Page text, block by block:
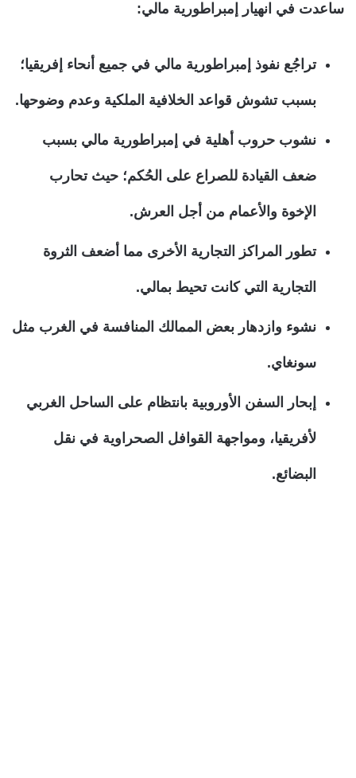
ساعدت في انهيار إمبراطورية مالي:
تراجُع نفوذ إمبراطورية مالي في جميع أنحاء إفريقيا؛
بسبب تشوش قواعد الخلافية الملكية وعدم وضوحها.
نشوب حروب أهلية في إمبراطورية مالي بسبب
ضعف القيادة للصراع على الحُكم؛ حيث تحارب
الإخوة والأعمام من أجل العرش.
تطور المراكز التجارية الأخرى مما أضعف الثروة
التجارية التي كانت تحيط بمالي.
نشوء وازدهار بعض الممالك المنافسة في الغرب مثل
سونغاي.
إبحار السفن الأوروبية بانتظام على الساحل الغربي
لأفريقيا، ومواجهة القوافل الصحراوية في نقل
البضائع.